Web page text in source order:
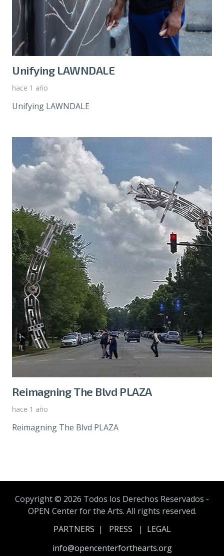
Unifying LAWNDALE
hace 1 año
Unifying LAWNDALE
Reimagning The Blvd PLAZA
hace 1 año
Reimagning The Blvd PLAZA
Copyright © 2026 Todos los Derechos Reservados -
OPEN Center for the Arts. All rights reserved.
PARTNERS | PRESS | LEGAL
info@opencenterforthearts.org